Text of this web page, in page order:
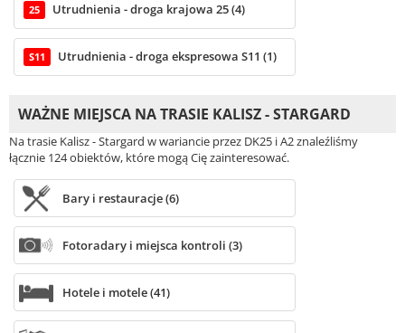
25 Utrudnienia - droga krajowa 25 (4)
S11 Utrudnienia - droga ekspresowa S11 (1)
WAŻNE MIEJSCA NA TRASIE KALISZ - STARGARD
Na trasie Kalisz - Stargard w wariancie przez DK25 i A2 znaleźliśmy
łącznie 124 obiektów, które mogą Cię zainteresować.
Bary i restauracje (6)
Fotoradary i miejsca kontroli (3)
Hotele i motele (41)